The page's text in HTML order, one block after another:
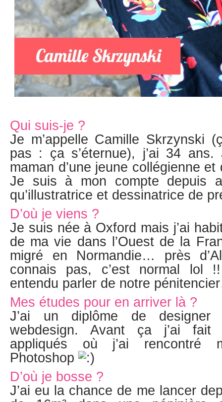
Qui suis-je ?
Je m’appelle Camille Skrzynski
pas : ça s’éternue), j’ai 34 ans.
maman d’une jeune collégienne et
Je suis à mon compte depuis
qu’illustratrice et dessinatrice de
D’où je viens ?
Je suis née à Oxford mais j’ai
de ma vie dans l’Ouest de la
migré en Normandie… près
connais pas, c’est normal lol
entendu parler de notre
Mes études pour en arriver là ?
J’ai un diplôme de
webdesign. Avant ça j’ai fait
appliqués où j’ai rencontré
Photoshop
D’où je bosse ?
J’ai eu la chance de me lancer